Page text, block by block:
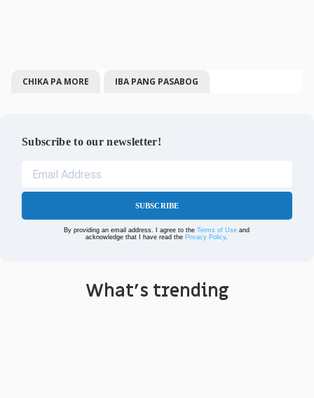
CHIKA PA MORE IBA PANG PASABOG
Subscribe to our newsletter!
SUBSCRIBE
By providing an email address. I agree to theTerms of Use and
acknowledge that I have read the Privacy Policy.
What's trending